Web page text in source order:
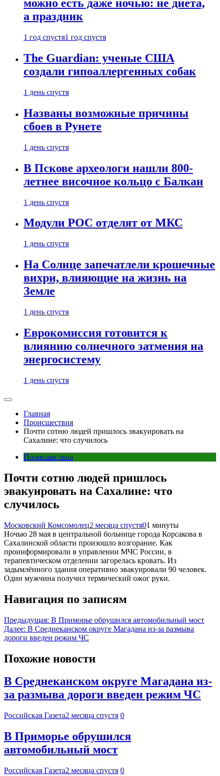
можно есть даже ночью: не диета,
а праздник
1 год спустя1 год спустя
The Guardian: ученые США
создали гипоаллергенных собак
1 день спустя
Названы возможные причины
сбоев в Рунете
1 день спустя
В Пскове археологи нашли 800-
летнее височное кольцо с Балкан
1 день спустя
Модули РОС отделят от МКС
1 день спустя
На Солнце запечатлели крошечные
вихри, влияющие на жизнь на
Земле
1 день спустя
Еврокомиссия готовится к
влиянию солнечного затмения на
энергосистему
1 день спустя
Главная
Происшествия
Почти сотню людей пришлось эвакуировать на
Сахалине: что случилось
Происшествия
Почти сотню людей пришлось
эвакуировать на Сахалине: что
случилось
Московский Комсомолец2 месяца спустя01 минуты
Ночью 28 мая в центральной больнице города Корсакова в
Сахалинской области произошло возгорание. Как
проинформировали в управлении МЧС России, в
терапевтическом отделении загорелась кровать. Из
задымлённого здания оперативно эвакуировали 90 человек.
Один мужчина получил термический ожог руки.
Навигация по записям
Предыдущая: В Приморье обрушился автомобильный мост
Далее: В Среднеканском округе Магадана из-за размыва
дороги введен режим ЧС
Похожие новости
В Среднеканском округе Магадана из-
за размыва дороги введен режим ЧС
Российская Газета2 месяца спустя 0
В Приморье обрушился
автомобильный мост
Российская Газета2 месяца спустя 0